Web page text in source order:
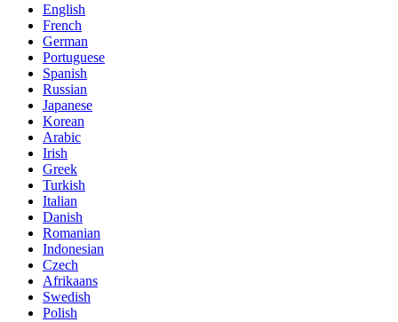
English
French
German
Portuguese
Spanish
Russian
Japanese
Korean
Arabic
Irish
Greek
Turkish
Italian
Danish
Romanian
Indonesian
Czech
Afrikaans
Swedish
Polish